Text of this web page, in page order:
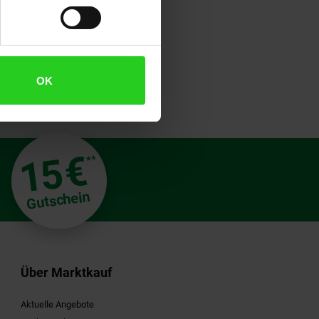
OK
15€**
Gutschein
Über Marktkauf
Aktuelle Angebote